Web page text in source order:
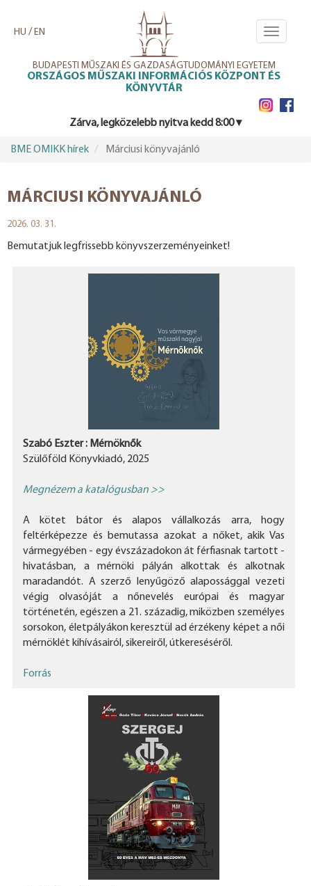
tartalomra
BUDAPESTI MŰSZAKI ÉS GAZDASÁGTUDOMÁNYI EGYETEM
ORSZÁGOS MŰSZAKI INFORMÁCIÓS KÖZPONT ÉS
KÖNYVTÁR
HU / EN
Zárva, legközelebb nyitva kedd 8:00 ▾
Toggle
BME OMIKK hírek Márciusi könyvajánló
MÁRCIUSI KÖNYVAJÁNLÓ
2026. 03. 31.
Bemutatjuk legfrissebb könyvszerzeményeinket!
Szabó Eszter : Mérnöknők
Szülőföld Könyvkiadó, 2025
Megnézem a katalógusban >>
A kötet bátor és alapos vállalkozás arra, hogy
feltérképezze és bemutassa azokat a nőket, akik Vas
vármegyében - egy évszázadokon át férfiasnak tartott -
hivatásban, a mérnöki pályán alkottak és alkotnak
maradandót. A szerző lenyűgöző alapossággal vezeti
végig olvasóját a nőnevelés európai és magyar
történetén, egészen a 21. századig, miközben személyes
sorsokon, életpályákon keresztül ad érzékeny képet a női
mérnöklét kihívásairól, sikereiről, útkereséséről.
Forrás